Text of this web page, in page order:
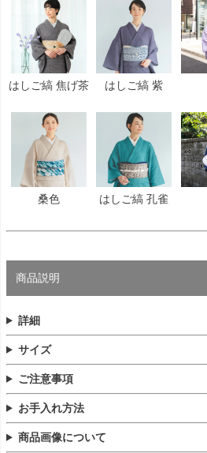
はしご縞 焦げ茶 はしご縞 紫
桑色 はしご縞 孔雀
商品説明
詳細
サイズ
ご注意事項
お手入れ方法
商品画像について